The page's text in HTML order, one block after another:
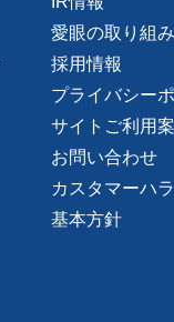
愛眼の取り組み
採用情報
プライバシー
サイトご利用
お問い合わせ
カスタマーハ
基本方針